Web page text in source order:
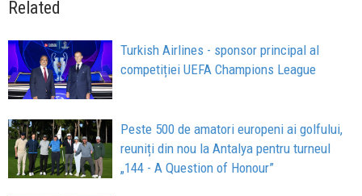
Related
Turkish Airlines - sponsor principal al
competiției UEFA Champions League
Peste 500 de amatori europeni ai golfului,
reuniți din nou la Antalya pentru turneul
„144 - A Question of Honour”